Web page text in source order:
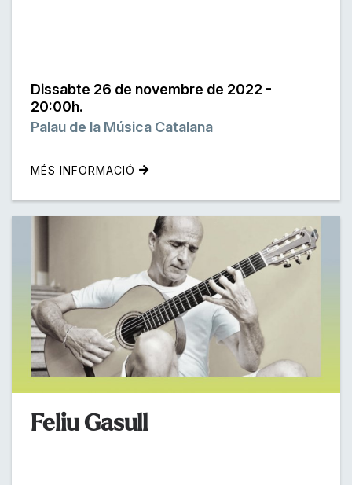
Dissabte 26 de novembre de 2022 -
20:00h.
Palau de la Música Catalana
MÉS INFORMACIÓ
Feliu Gasull